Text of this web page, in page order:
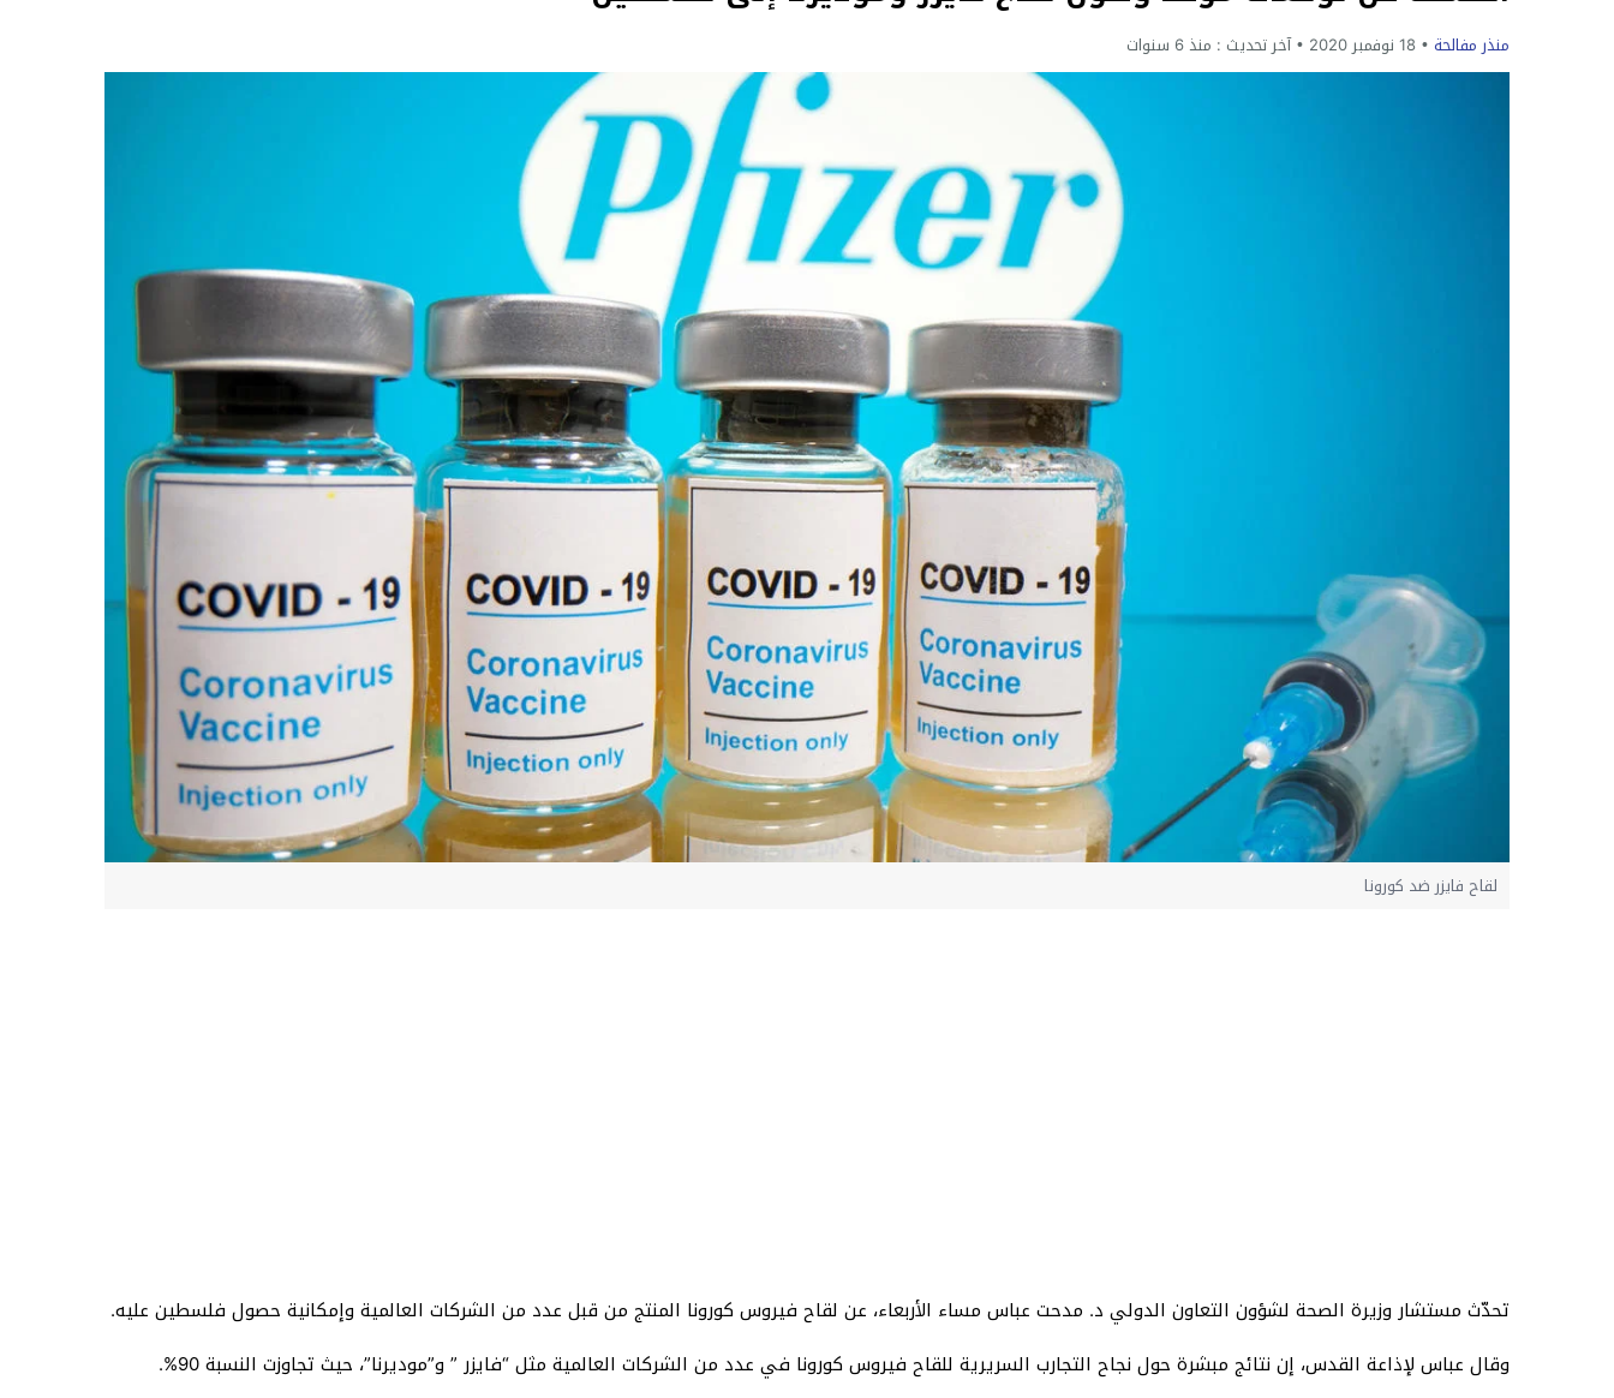
منذر مفالحة 18 نوفمبر 2020 آخر تحديث : منذ 6 سنوات
لقاح فايزر ضد كورونا
تحدّث مستشار وزيرة الصحة لشؤون التعاون الدولي د. مدحت عباس مساء الأربعاء، عن لقاح فيروس كورونا المنتج من قبل عدد من الشركات العالمية وإمكانية حصول فلسطين عليه.
وقال عباس لإذاعة القدس، إن نتائج مبشرة حول نجاح التجارب السريرية للقاح فيروس كورونا في عدد من الشركات العالمية مثل “فايزر ” و”موديرنا”، حيث تجاوزت النسبة 90%.